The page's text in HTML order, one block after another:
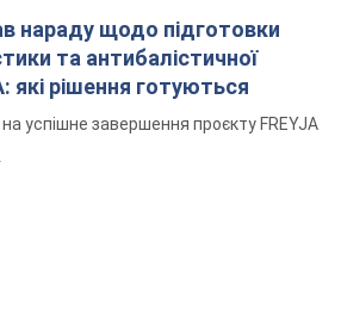
нараду щодо підготовки
які рішення готуються
успішне завершення проєкту FREYJA